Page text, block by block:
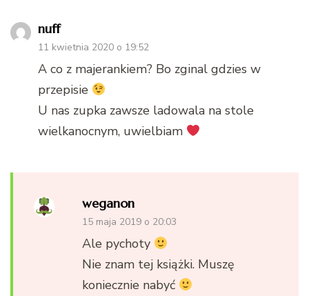
nuff
11 kwietnia 2020 o 19:52
A co z majerankiem? Bo zginal gdzies w
przepisie
U nas zupka zawsze ladowala na stole
wielkanocnym, uwielbiam
weganon
15 maja 2019 o 20:03
Ale pychoty
Nie znam tej książki. Muszę
koniecznie nabyć